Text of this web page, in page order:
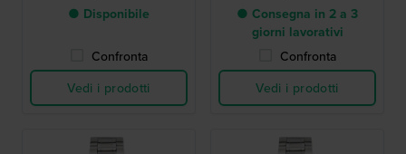
● Disponibile
Confronta
Vedi i prodotti
● Consegna in 2 a 3
giorni lavorativi
Confronta
Vedi i prodotti